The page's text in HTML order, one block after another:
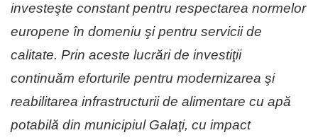
investeşte constant pentru respectarea normelor
europene în domeniu şi pentru servicii de
calitate. Prin aceste lucrări de investiţii
continuăm eforturile pentru modernizarea şi
reabilitarea infrastructurii de alimentare cu apă
potabilă din municipiul Galaţi, cu impact